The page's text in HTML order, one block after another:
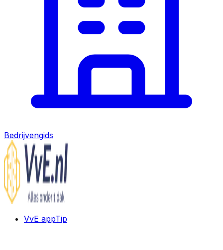
Bedrijvengids
VvE appTip